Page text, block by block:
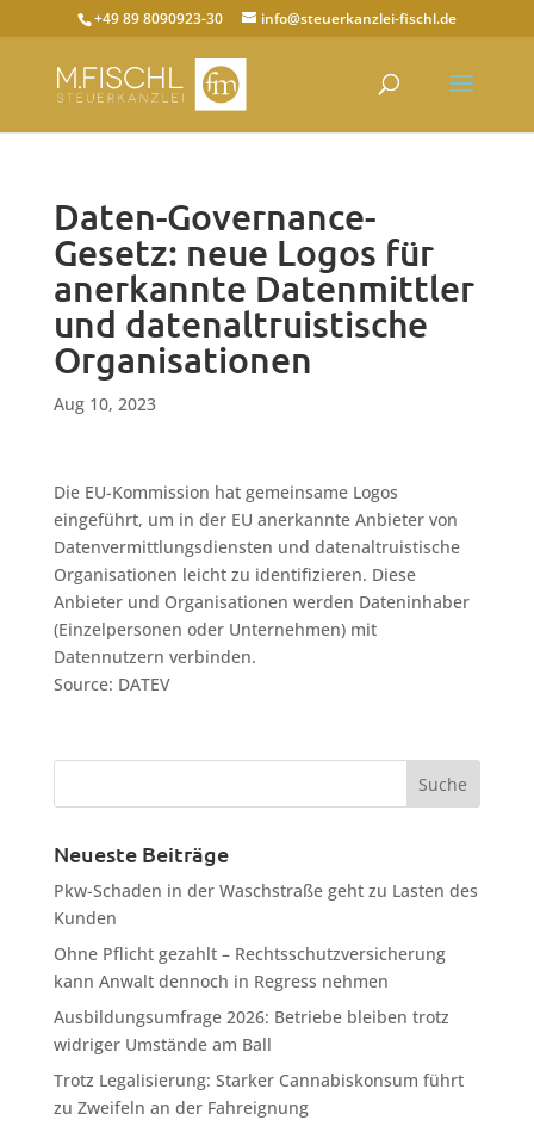
+49 89 8090923-30 info@steuerkanzlei-fischl.de
Daten-Governance-
Gesetz: neue Logos für
anerkannte Datenmittler
und datenaltruistische
Organisationen
Aug 10, 2023
Die EU-Kommission hat gemeinsame Logos
eingeführt, um in der EU anerkannte Anbieter von
Datenvermittlungsdiensten und datenaltruistische
Organisationen leicht zu identifizieren. Diese
Anbieter und Organisationen werden Dateninhaber
(Einzelpersonen oder Unternehmen) mit
Datennutzern verbinden.
Source: DATEV
Neueste Beiträge
Pkw-Schaden in der Waschstraße geht zu Lasten des
Kunden
Ohne Pflicht gezahlt – Rechtsschutzversicherung
kann Anwalt dennoch in Regress nehmen
Ausbildungsumfrage 2026: Betriebe bleiben trotz
widriger Umstände am Ball
Trotz Legalisierung: Starker Cannabiskonsum führt
zu Zweifeln an der Fahreignung